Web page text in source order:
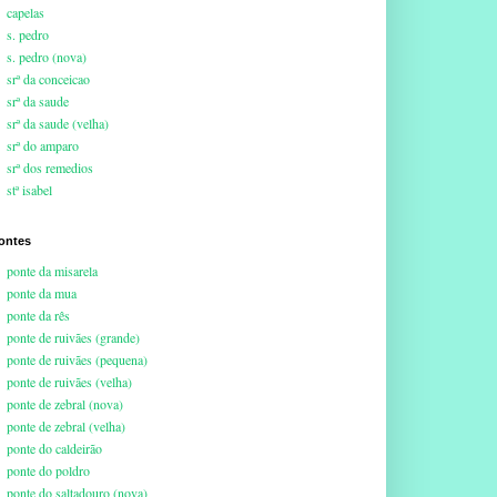
capelas
s. pedro
s. pedro (nova)
srª da conceicao
srª da saude
srª da saude (velha)
srª do amparo
srª dos remedios
stª isabel
ponte da misarela
ponte da mua
ponte da rês
ponte de ruivães (grande)
ponte de ruivães (pequena)
ponte de ruivães (velha)
ponte de zebral (nova)
ponte de zebral (velha)
ponte do caldeirão
ponte do poldro
ponte do saltadouro (nova)